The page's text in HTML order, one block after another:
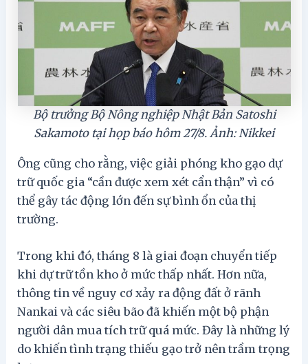
Bộ trưởng Bộ Nông nghiệp Nhật Bản Satoshi
Sakamoto tại họp báo hôm 27/8. Ảnh: Nikkei
Ông cũng cho rằng, việc giải phóng kho gạo dự
trữ quốc gia “cần được xem xét cẩn thận” vì có
thể gây tác động lớn đến sự bình ổn của thị
trường.
Trong khi đó, tháng 8 là giai đoạn chuyển tiếp
khi dự trữ tồn kho ở mức thấp nhất. Hơn nữa,
thông tin về nguy cơ xảy ra động đất ở rãnh
Nankai và các siêu bão đã khiến một bộ phận
người dân mua tích trữ quá mức. Đây là những lý
do khiến tình trạng thiếu gạo trở nên trầm trọng